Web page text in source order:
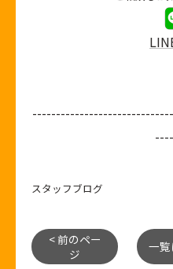
スタッフブログ
< 前のペー
ジ
一覧